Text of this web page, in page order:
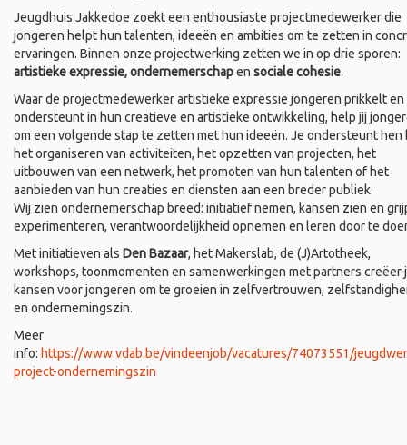
Jeugdhuis Jakkedoe zoekt een enthousiaste projectmedewerker die
jongeren helpt hun talenten, ideeën en ambities om te zetten in
ervaringen. Binnen onze projectwerking zetten we in op drie sporen:
artistieke expressie, ondernemerschapen sociale cohesie.
Waar de projectmedewerker artistieke expressie jongeren prikkelt en
ondersteunt in hun creatieve en artistieke ontwikkeling, help jij
om een volgende stap te zetten met hun ideeën. Je ondersteunt hen
het organiseren van activiteiten, het opzetten van projecten, het
uitbouwen van een netwerk, het promoten van hun talenten of het
aanbieden van hun creaties en diensten aan een breder publiek.
Wij zien ondernemerschap breed: initiatief nemen, kansen zien en
experimenteren, verantwoordelijkheid opnemen en leren door te
Met initiatieven als Den Bazaar, het Makerslab, de (J)Artotheek,
workshops, toonmomenten en samenwerkingen met partners creëer
kansen voor jongeren om te groeien in zelfvertrouwen,
en ondernemingszin.
Meer
info: https://www.vdab.be/vindeenjob/vacatures/74073551/
project-ondernemingszin